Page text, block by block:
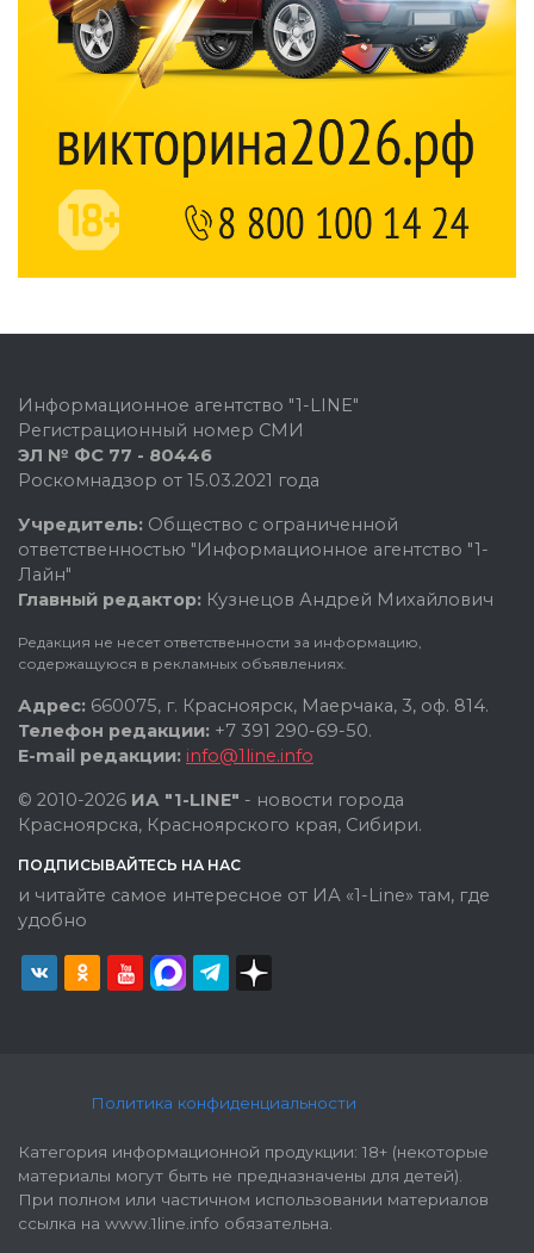
Информационное агентство "1-LINE"
Регистрационный номер СМИ
ЭЛ № ФС 77 - 80446
Роскомнадзор от 15.03.2021 года
Учредитель: Общество с ограниченной
ответственностью "Информационное агентство "1-
Лайн"
Главный редактор: Кузнецов Андрей Михайлович
Редакция не несет ответственности за информацию,
содержащуюся в рекламных объявлениях.
Адрес: 660075, г. Красноярск, Маерчака, 3, оф. 814.
Телефон редакции: +7 391 290-69-50.
E-mail редакции: info@1line.info
© 2010-2026 ИА "1-LINE" - новости города
Красноярска, Красноярского края, Сибири.
ПОДПИСЫВАЙТЕСЬ НА НАС
и читайте самое интересное от ИА «1-Line» там, где
удобно
Политика конфиденциальности
Категория информационной продукции: 18+ (некоторые
материалы могут быть не предназначены для детей).
При полном или частичном использовании материалов
ссылка на www.1line.info обязательна.